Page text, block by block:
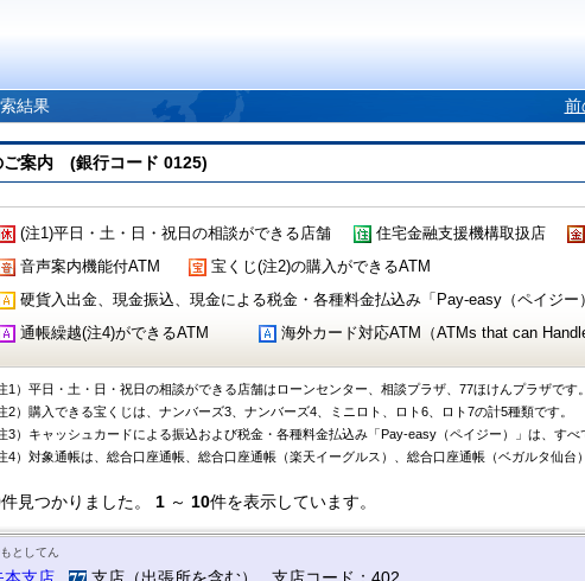
結果 前
ご案内 (銀行コード 0125)
(注1)平日・土・日・祝日の相談ができる店舗 住宅金融支援機構取扱店
音声案内機能付ATM
宝くじ(注2)の購入ができるATM
硬貨入出金、現金振込、現金による税金・各種料金払込み「Pay-easy（ペイジー
通帳繰越(注4)ができるATM
海外カード対応ATM（ATMs that can
1）平日・土・日・祝日の相談ができる店舗はローンセンター、相談プラザ、77ほけんプラザです。
2）購入できる宝くじは、ナンバーズ3、ナンバーズ4、ミニロト、ロト6、ロト7の計5種類です。
3）キャッシュカードによる振込および税金・各種料金払込み「Pay-easy（ペイジー）」は、すべ
4）対象通帳は、総合口座通帳、総合口座通帳（楽天イーグルス）、総合口座通帳（ベガルタ仙台
件見つかりました。 1～ 10件を表示しています。
としてん